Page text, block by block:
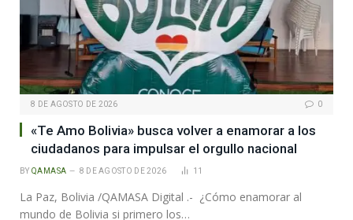
8 DE AGOSTO DE 2026 0
«Te Amo Bolivia» busca volver a enamorar a los
ciudadanos para impulsar el orgullo nacional
BY QAMASA 8 DE AGOSTO DE 2026 11
La Paz, Bolivia /QAMASA Digital .- ¿Cómo enamorar al
mundo de Bolivia si primero los…